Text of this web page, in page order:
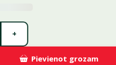
+
Pievienot grozam